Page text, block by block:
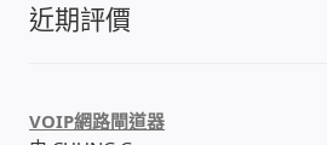
近期評價
VOIP網路閘道器